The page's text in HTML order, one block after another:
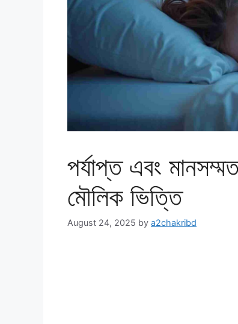
পর্যাপ্ত এবং
মৌলিক ভিত্তি
August 24, 2025 by a2chakribd